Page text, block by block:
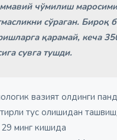
чўмилиш
сўраган. Бироқ
қарамай, кеча
сувга тушди.
вазият олдинги
тус олишидан
минг кишида